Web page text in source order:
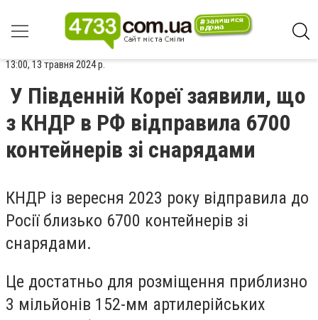
13:00, 13 травня 2024 р.
У Південній Кореї заявили, що
з КНДР в РФ відправила 6700
контейнерів зі снарядами
КНДР із вересня 2023 року відправила до
Росії близько 6700 контейнерів зі
снарядами.
Це достатньо для розміщення приблизно
3 мільйонів 152-мм артилерійських